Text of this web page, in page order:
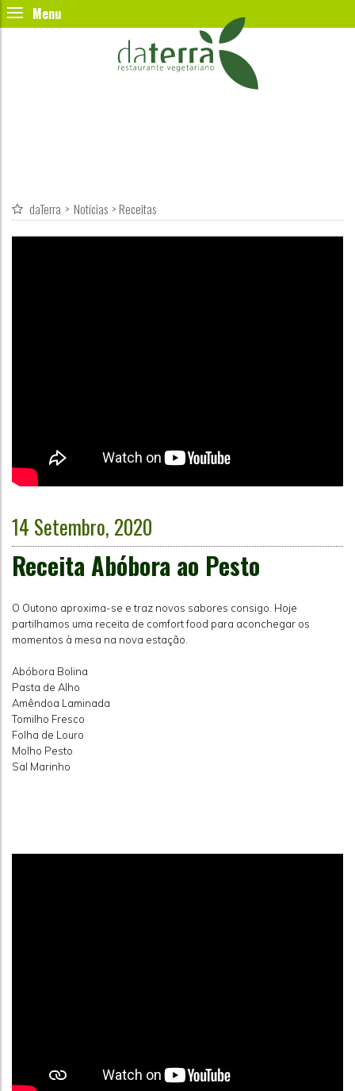
daTerra > Notícias > Receitas
14 Setembro, 2020
Receita Abóbora ao Pesto
O Outono aproxima-se e traz novos sabores consigo. Hoje
partilhamos uma receita de comfort food para aconchegar os
momentos à mesa na nova estação.
Abóbora Bolina
Pasta de Alho
Amêndoa Laminada
Tomilho Fresco
Folha de Louro
Molho Pesto
Sal Marinho